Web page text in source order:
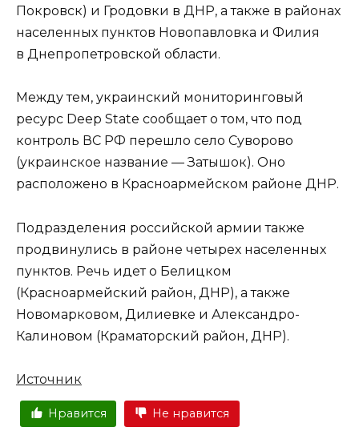
Покровск) и Гродовки в ДНР, а также в районах
населенных пунктов Новопавловка и Филия
в Днепропетровской области.
Между тем, украинский мониторинговый
ресурс Deep State сообщает о том, что под
контроль ВС РФ перешло село Суворово
(украинское название — Затышок). Оно
расположено в Красноармейском районе ДНР.
Подразделения российской армии также
продвинулись в районе четырех населенных
пунктов. Речь идет о Белицком
(Красноармейский район, ДНР), а также
Новомарковом, Дилиевке и Александро-
Калиновом (Краматорский район, ДНР).
Источник
Нравится Не нравится